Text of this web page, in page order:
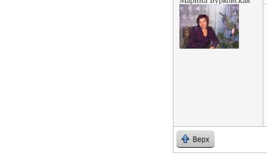
Верх